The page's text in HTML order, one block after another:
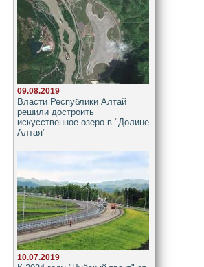
09.08.2019
Власти Республики Алтай
решили достроить
искусственное озеро в "Долине
Алтая"
10.07.2019